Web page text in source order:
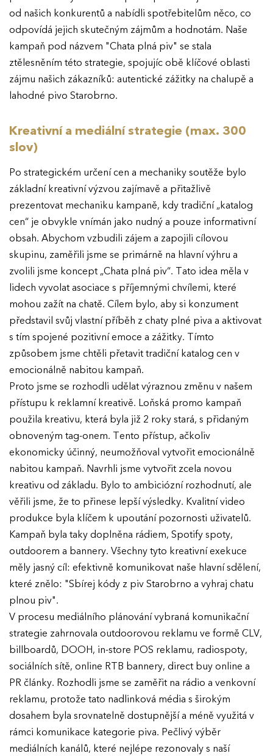
od našich konkurentů a nabídli spotřebitelům něco, co
odpovídá jejich skutečným zájmům a hodnotám. Naše
kampaň pod názvem "Chata plná piv" se stala
ztělesněním této strategie, spojujíc obě klíčové oblasti
zájmu našich zákazníků: autentické zážitky na chalupě a
lahodné pivo Starobrno.
Kreativní a mediální strategie (max. 300
slov)
Po strategickém určení cen a mechaniky soutěže bylo
základní kreativní výzvou zajímavě a přitažlivě
prezentovat mechaniku kampaně, kdy tradiční „katalog
cen“ je obvykle vnímán jako nudný a pouze informativní
obsah. Abychom vzbudili zájem a zapojili cílovou
skupinu, zaměřili jsme se primárně na hlavní výhru a
zvolili jsme koncept „Chata plná piv“. Tato idea měla v
lidech vyvolat asociace s příjemnými chvílemi, které
mohou zažít na chatě. Cílem bylo, aby si konzument
představil svůj vlastní příběh z chaty plné piva a aktivovat
s tím spojené pozitivní emoce a zážitky. Tímto
způsobem jsme chtěli přetavit tradiční katalog cen v
emocionálně nabitou kampaň.
Proto jsme se rozhodli udělat výraznou změnu v našem
přístupu k reklamní kreativě. Loňská promo kampaň
použila kreativu, která byla již 2 roky stará, s přidaným
obnoveným tag-onem. Tento přístup, ačkoliv
ekonomicky účinný, neumožňoval vytvořit emocionálně
nabitou kampaň. Navrhli jsme vytvořit zcela novou
kreativu od základu. Bylo to ambiciózní rozhodnutí, ale
věřili jsme, že to přinese lepší výsledky. Kvalitní video
produkce byla klíčem k upoutání pozornosti uživatelů.
Kampaň byla taky doplněna rádiem, Spotify spoty,
outdoorem a bannery. Všechny tyto kreativní exekuce
měly jasný cíl: efektivně komunikovat naše hlavní sdělení,
které znělo: "Sbírej kódy z piv Starobrno a vyhraj chatu
plnou piv".
V procesu mediálního plánování vybraná komunikační
strategie zahrnovala outdoorovou reklamu ve formě CLV,
billboardů, DOOH, in-store POS reklamu, radiospoty,
sociálních sítě, online RTB bannery, direct buy online a
PR články. Rozhodli jsme se zaměřit na rádio a venkovní
reklamu, protože tato nadlinková média s širokým
dosahem byla srovnatelně dostupnější a méně využitá v
rámci komunikace kategorie piva. Pečlivý výběr
mediálních kanálů, které nejlépe rezonovaly s naší